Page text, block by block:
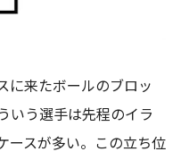
に来たボールのブロッ
いう選手は先程のイラ
ースが多い。この立ち位